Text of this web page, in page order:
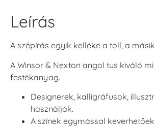
Leírás
A szépírás egyik kelléke a toll, a
A Winsor & Nexton angol tus kiváló
festékanyag.
Designerek, kalligráfusok,
használják.
A színek egymással